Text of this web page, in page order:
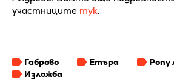
участниците тук.
Габрово Етъра
Pony
Изложба